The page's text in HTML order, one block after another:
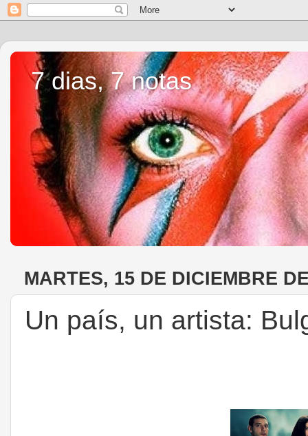
7 dias, 7 notas
MARTES, 15 DE DICIEMBRE
Un país, un artista: